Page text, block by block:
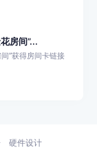
房间”...
”获得房间卡链接
硬件设计